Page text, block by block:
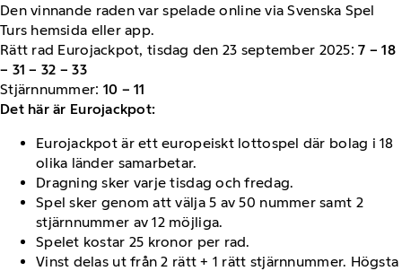
Den vinnande raden var spelade online via Svenska Spel
Turs hemsida eller app.
Rätt rad Eurojackpot, tisdag den 23 september 2025:7 – 18
– 31 – 32 – 33
Stjärnnummer: 10 – 11
Det här är Eurojackpot:
Eurojackpot är ett europeiskt lottospel där bolag i 18
olika länder samarbetar.
Dragning sker varje tisdag och fredag.
Spel sker genom att välja 5 av 50 nummer samt 2
stjärnnummer av 12 möjliga.
Spelet kostar 25 kronor per rad.
Vinst delas ut från 2 rätt + 1 rätt stjärnnummer. Högsta